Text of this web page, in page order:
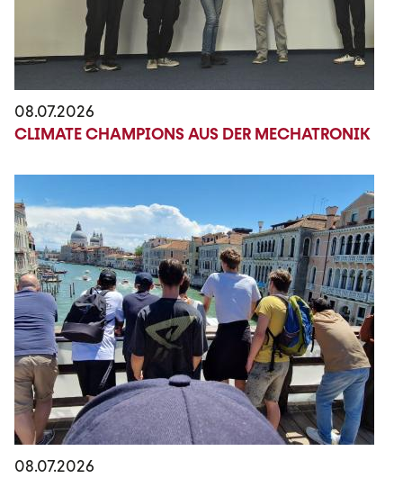
08.07.2026
CLIMATE CHAMPIONS AUS DER MECHATRONIK
08.07.2026